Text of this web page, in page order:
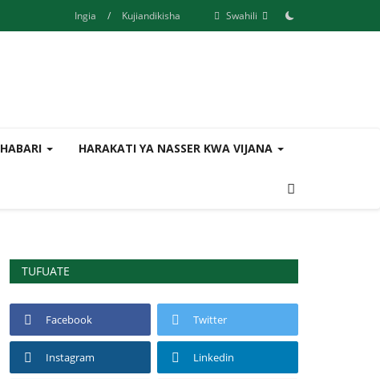
Ingia / Kujiandikisha Swahili
HABARI HARAKATI YA NASSER KWA VIJANA
TUFUATE
Facebook Twitter
Instagram Linkedin